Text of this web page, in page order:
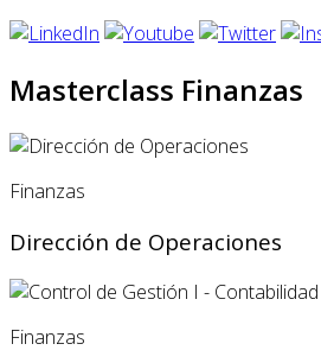
Masterclass Finanzas
Finanzas
Dirección de Operaciones
Finanzas